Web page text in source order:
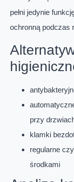
pełni jedynie
ochronną podczas
przy
klamki
regularne
środkami